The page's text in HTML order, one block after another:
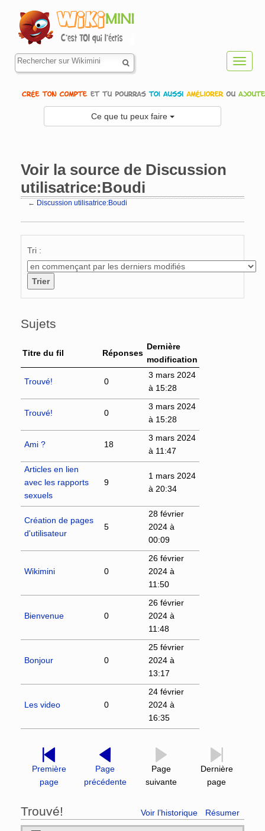
Ce que tu peux faire
Voir la source de Discussion
utilisatrice:Boudi
← Discussion utilisatrice:Boudi
Tri :
Sujets
Titre du fil Réponses
Dernière
modification
Trouvé! 0
3 mars 2024
à 15:28
Trouvé! 0
3 mars 2024
à 15:28
Ami ? 18
3 mars 2024
à 11:47
Articles en lien
avec les rapports
sexuels
9
1 mars 2024
à 20:34
Création de pages
d'utilisateur
5
28 février
2024 à
00:09
Wikimini 0
26 février
2024 à
11:50
Bienvenue 0
26 février
2024 à
11:48
Bonjour 0
25 février
2024 à
13:17
Les video 0
24 février
2024 à
16:35
Première
page
Page
précédente
Page
suivante
Dernière
page
Trouvé! Voir l’historique Résumer